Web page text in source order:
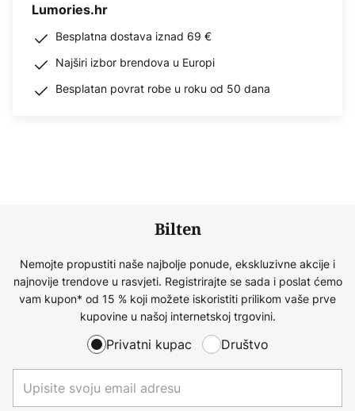
Lumories.hr
Besplatna dostava iznad 69 €
Najširi izbor brendova u Europi
Besplatan povrat robe u roku od 50 dana
Bilten
Nemojte propustiti naše najbolje ponude, ekskluzivne akcije i
najnovije trendove u rasvjeti. Registrirajte se sada i poslat ćemo
vam kupon* od 15 % koji možete iskoristiti prilikom vaše prve
kupovine u našoj internetskoj trgovini.
Privatni kupac Društvo